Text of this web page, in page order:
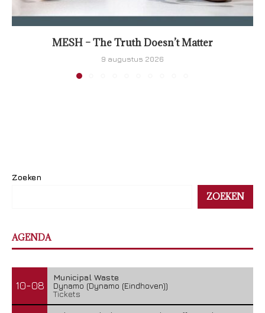
MESH – The Truth Doesn’t Matter
9 augustus 2026
Zoeken
ZOEKEN
AGENDA
10-08
Municipal Waste
Dynamo (Dynamo (Eindhoven))
Tickets